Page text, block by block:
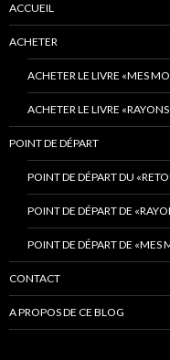
ACCUEIL
ACHETER
ACHETER LE LIVRE «MES
ACHETER LE LIVRE
POINT DE DÉPART
POINT DE DÉPART DU
POINT DE DÉPART DE
POINT DE DÉPART DE «MES
CONTACT
A PROPOS DE CE BLOG